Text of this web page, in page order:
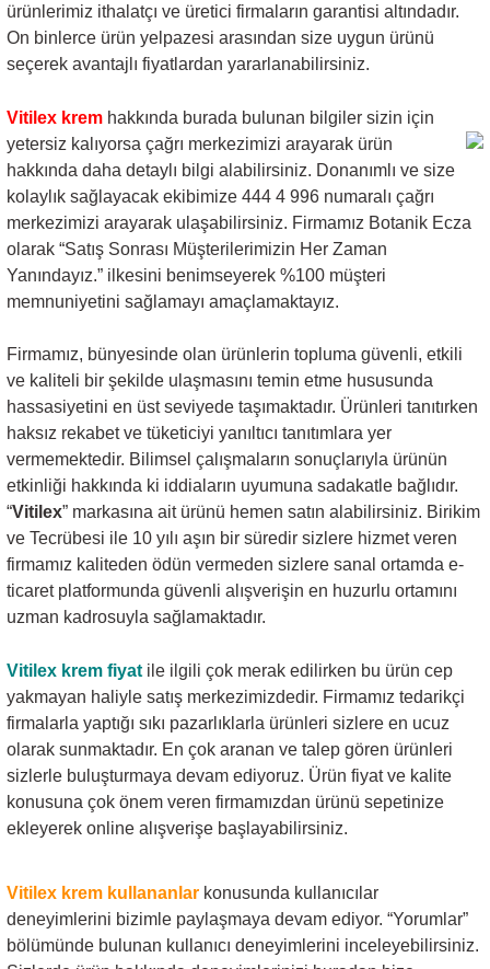
ürünlerimiz ithalatçı ve üretici firmaların garantisi altındadır.
On binlerce ürün yelpazesi arasından size uygun ürünü
seçerek avantajlı fiyatlardan yararlanabilirsiniz.
Vitilex krem hakkında burada bulunan bilgiler sizin için
yetersiz kalıyorsa çağrı merkezimizi arayarak ürün
hakkında daha detaylı bilgi alabilirsiniz. Donanımlı ve size
kolaylık sağlayacak ekibimize 444 4 996 numaralı çağrı
merkezimizi arayarak ulaşabilirsiniz. Firmamız Botanik Ecza
olarak “Satış Sonrası Müşterilerimizin Her Zaman
Yanındayız.” ilkesini benimseyerek %100 müşteri
memnuniyetini sağlamayı amaçlamaktayız.
Firmamız, bünyesinde olan ürünlerin topluma güvenli, etkili
ve kaliteli bir şekilde ulaşmasını temin etme hususunda
hassasiyetini en üst seviyede taşımaktadır. Ürünleri tanıtırken
haksız rekabet ve tüketiciyi yanıltıcı tanıtımlara yer
vermemektedir. Bilimsel çalışmaların sonuçlarıyla ürünün
etkinliği hakkında ki iddiaların uyumuna sadakatle bağlıdır.
“Vitilex” markasına ait ürünü hemen satın alabilirsiniz. Birikim
ve Tecrübesi ile 10 yılı aşın bir süredir sizlere hizmet veren
firmamız kaliteden ödün vermeden sizlere sanal ortamda e-
ticaret platformunda güvenli alışverişin en huzurlu ortamını
uzman kadrosuyla sağlamaktadır.
Vitilex krem fiyat ile ilgili çok merak edilirken bu ürün cep
yakmayan haliyle satış merkezimizdedir. Firmamız tedarikçi
firmalarla yaptığı sıkı pazarlıklarla ürünleri sizlere en ucuz
olarak sunmaktadır. En çok aranan ve talep gören ürünleri
sizlerle buluşturmaya devam ediyoruz. Ürün fiyat ve kalite
konusuna çok önem veren firmamızdan ürünü sepetinize
ekleyerek online alışverişe başlayabilirsiniz.
Vitilex krem kullananlar konusunda kullanıcılar
deneyimlerini bizimle paylaşmaya devam ediyor. “Yorumlar”
bölümünde bulunan kullanıcı deneyimlerini inceleyebilirsiniz.